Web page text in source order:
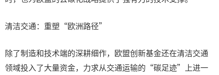
清洁交通：重塑“欧洲路径”
除了制造和技术端的深耕细作，欧盟创新基金还在清洁交通
领域投入了大量资金，力求从交通运输的“碳足迹”上进一